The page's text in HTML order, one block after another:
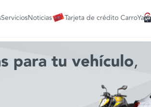
ServiciosNoticias Tarjeta de crédito CarroYa